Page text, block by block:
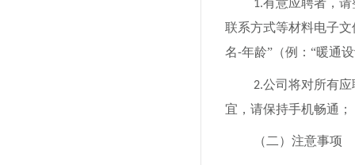
1.有意应聘者，
联系方式等材料电子文
名-年龄”（例：“暖通
2.公司将对所有
宜，请保持手机畅通；
（二）注意事项